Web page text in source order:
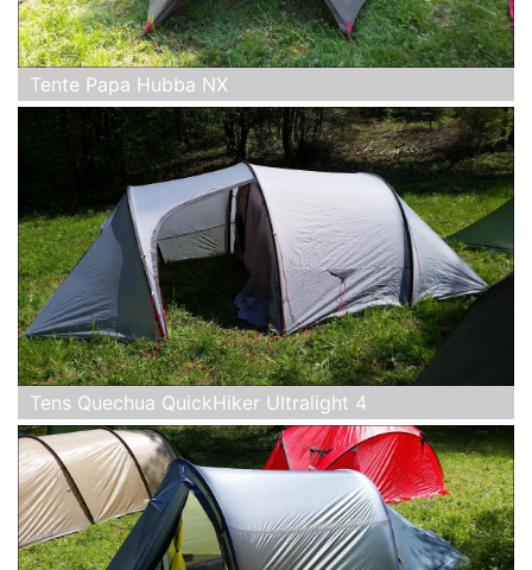
Tente Papa Hubba NX
Tens Quechua QuickHiker Ultralight 4